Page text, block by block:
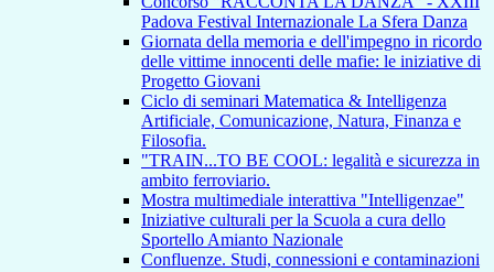
Padova Festival Internazionale La Sfera Danza
Giornata della memoria e dell'impegno in ricordo
delle vittime innocenti delle mafie: le iniziative di
Progetto Giovani
Ciclo di seminari Matematica & Intelligenza
Artificiale, Comunicazione, Natura, Finanza e
Filosofia.
"TRAIN...TO BE COOL: legalità e sicurezza in
ambito ferroviario.
Mostra multimediale interattiva "Intelligenzae"
Iniziative culturali per la Scuola a cura dello
Sportello Amianto Nazionale
Confluenze. Studi, connessioni e contaminazioni